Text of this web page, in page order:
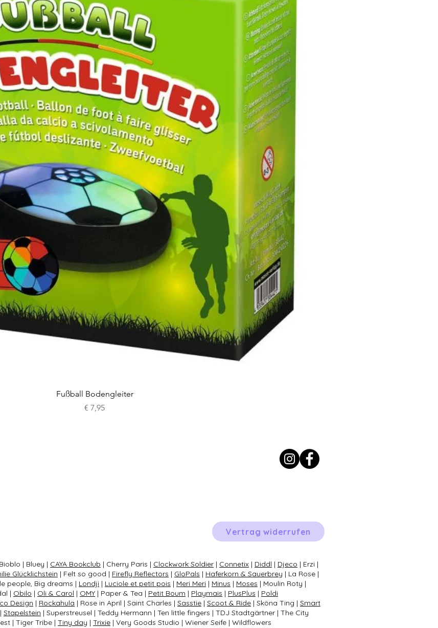
Schnellansicht
Fußball Bodengleiter
Preis
€ 7,95
| Bluey | CAYA Bookclub | Cherry Paris | Clockwork Soldier | Connetix | Diddl | Djeco | Erzi |
Glücklichstein | Felt so good | Firefly Reflectors | GloPals | Haferkorn & Sauerbrey | La Rose |
people, Big dreams | Londji | Luciole et petit pois | Meri Meri | Minus | Moses | Moulin Roty |
| Obilo | Oli & Carol | OMY | Paper & Tea | Petit Boum | Playmais | PlusPlus | Poldi
Design | Rockahula | Rose in April | Saint Charles | Sasstie | Scoot & Ride | Sköna Ting | Smart
Stapelstein | Superstreusel | Teddy Hermann | Ten little fingers | TDJ Stadtgärtner | The City
| Tiger Tribe | Tiny day | Trixie | Very Goods Studio | Wiener Seife | Wildflowers
Vertrag widerrufen